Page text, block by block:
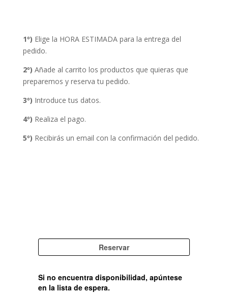
1º) Elige la HORA ESTIMADA para la entrega del
pedido.
2º) Añade al carrito los productos que quieras que
preparemos y reserva tu pedido.
3º) Introduce tus datos.
4º) Realiza el pago.
5º) Recibirás un email con la confirmación del pedido.